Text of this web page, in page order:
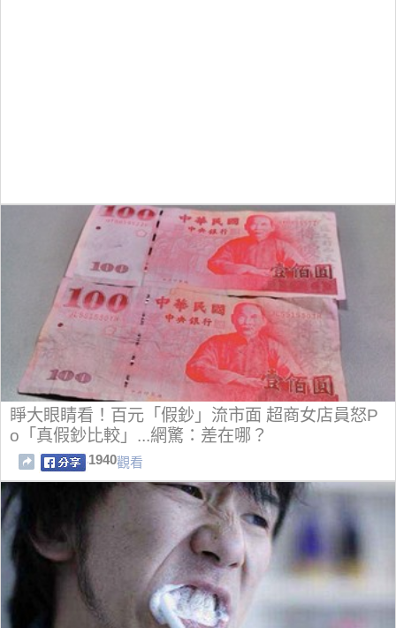
睜大眼睛看！百元「假鈔」流市面 超商女店員怒P
o「真假鈔比較」...網驚：差在哪？
1940觀看